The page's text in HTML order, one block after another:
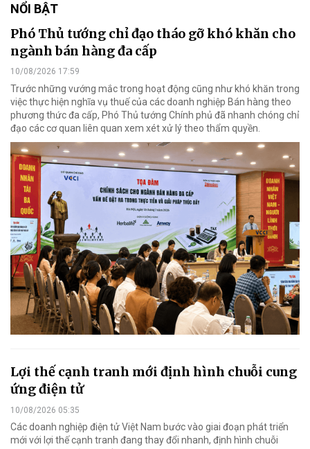
NỔI BẬT
Phó Thủ tướng chỉ đạo tháo gỡ khó khăn cho
ngành bán hàng đa cấp
10/08/2026 17:59
Trước những vướng mắc trong hoạt động cũng như khó khăn trong
việc thực hiện nghĩa vụ thuế của các doanh nghiệp Bán hàng theo
phương thức đa cấp, Phó Thủ tướng Chính phủ đã nhanh chóng chỉ
đạo các cơ quan liên quan xem xét xử lý theo thẩm quyền.
Lợi thế cạnh tranh mới định hình chuỗi cung
ứng điện tử
10/08/2026 05:35
Các doanh nghiệp điện tử Việt Nam bước vào giai đoạn phát triển
mới với lợi thế cạnh tranh đang thay đổi nhanh, định hình chuỗi